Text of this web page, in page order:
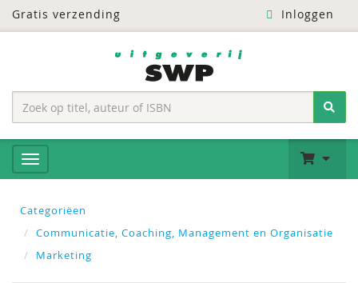
Gratis verzending Inloggen
Categoriëen
Communicatie, Coaching, Management en Organisatie
Marketing